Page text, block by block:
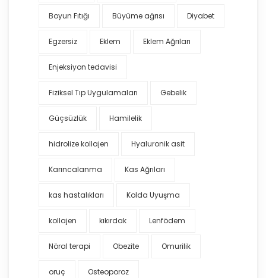
Boyun Fıtığı Büyüme ağrısı Diyabet
Egzersiz Eklem Eklem Ağrıları
Enjeksiyon tedavisi
Fiziksel Tıp Uygulamaları Gebelik
Güçsüzlük Hamilelik
hidrolize kollajen Hyaluronik asit
Karıncalanma Kas Ağrıları
kas hastalıkları Kolda Uyuşma
kollajen kıkırdak Lenfödem
Nöral terapi Obezite Omurilik
oruç Osteoporoz